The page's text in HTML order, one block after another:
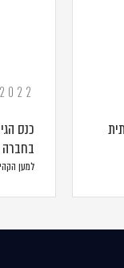
כנס
למען